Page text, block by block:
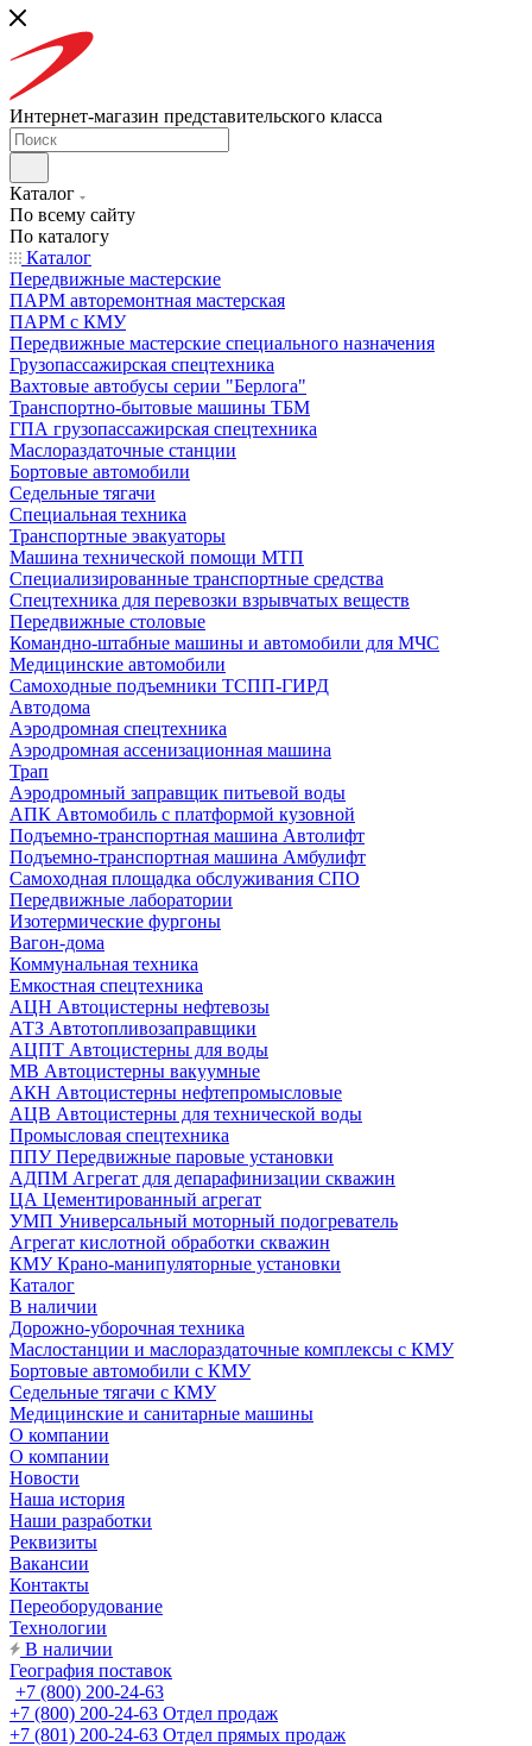
Интернет-магазин представительского класса
Каталог
По всему сайту
По каталогу
Каталог
Передвижные мастерские
ПАРМ авторемонтная мастерская
ПАРМ с КМУ
Передвижные мастерские специального назначения
Грузопассажирская спецтехника
Вахтовые автобусы серии "Берлога"
Транспортно-бытовые машины ТБМ
ГПА грузопассажирская спецтехника
Маслораздаточные станции
Бортовые автомобили
Седельные тягачи
Специальная техника
Транспортные эвакуаторы
Машина технической помощи МТП
Специализированные транспортные средства
Спецтехника для перевозки взрывчатых веществ
Передвижные столовые
Командно-штабные машины и автомобили для МЧС
Медицинские автомобили
Самоходные подъемники ТСПП-ГИРД
Автодома
Аэродромная спецтехника
Аэродромная ассенизационная машина
Трап
Аэродромный заправщик питьевой воды
АПК Автомобиль с платформой кузовной
Подъемно-транспортная машина Автолифт
Подъемно-транспортная машина Амбулифт
Самоходная площадка обслуживания СПО
Передвижные лаборатории
Изотермические фургоны
Вагон-дома
Коммунальная техника
Емкостная спецтехника
АЦН Автоцистерны нефтевозы
АТЗ Автотопливозаправщики
АЦПТ Автоцистерны для воды
МВ Автоцистерны вакуумные
АКН Автоцистерны нефтепромысловые
АЦВ Автоцистерны для технической воды
Промысловая спецтехника
ППУ Передвижные паровые установки
АДПМ Агрегат для депарафинизации скважин
ЦА Цементированный агрегат
УМП Универсальный моторный подогреватель
Агрегат кислотной обработки скважин
КМУ Крано-манипуляторные установки
Каталог
В наличии
Дорожно-уборочная техника
Маслостанции и маслораздаточные комплексы с КМУ
Бортовые автомобили с КМУ
Седельные тягачи с КМУ
Медицинские и санитарные машины
О компании
О компании
Новости
Наша история
Наши разработки
Реквизиты
Вакансии
Контакты
Переоборудование
Технологии
В наличии
География поставок
+7 (800) 200-24-63
+7 (800) 200-24-63 Отдел продаж
+7 (801) 200-24-63 Отдел прямых продаж